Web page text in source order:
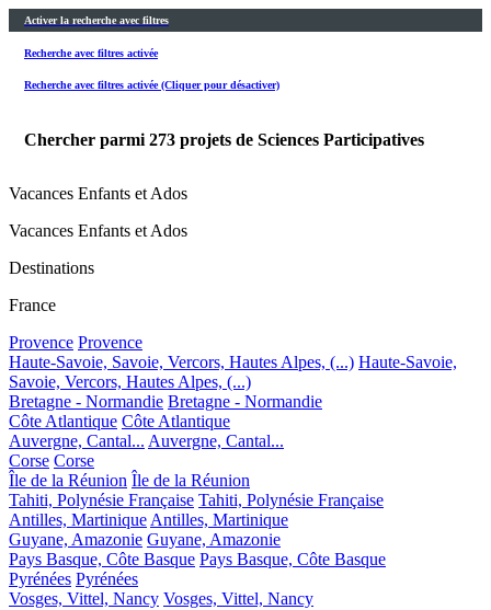
Activer la recherche avec filtres
Recherche avec filtres activée
Recherche avec filtres activée (Cliquer pour désactiver)
Chercher parmi 273 projets de Sciences Participatives
Vacances Enfants et Ados
Vacances Enfants et Ados
Destinations
France
Provence Provence
Haute-Savoie, Savoie, Vercors, Hautes Alpes, (...) Haute-Savoie,
Savoie, Vercors, Hautes Alpes, (...)
Bretagne - Normandie Bretagne - Normandie
Côte Atlantique Côte Atlantique
Auvergne, Cantal... Auvergne, Cantal...
Corse Corse
Île de la Réunion Île de la Réunion
Tahiti, Polynésie Française Tahiti, Polynésie Française
Antilles, MartiniqueAntilles, Martinique
Guyane, Amazonie Guyane, Amazonie
Pays Basque, Côte Basque Pays Basque, Côte Basque
Pyrénées Pyrénées
Vosges, Vittel, Nancy Vosges, Vittel, Nancy